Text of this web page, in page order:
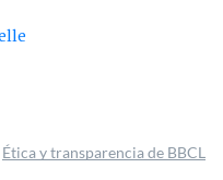
Ética y transparencia de BBCL